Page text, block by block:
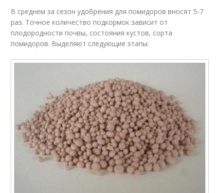
В среднем за сезон удобрения для помидоров вносят 5-7
раз. Точное количество подкормок зависит от
плодородности почвы, состояния кустов, сорта
помидоров. Выделяют следующие этапы: